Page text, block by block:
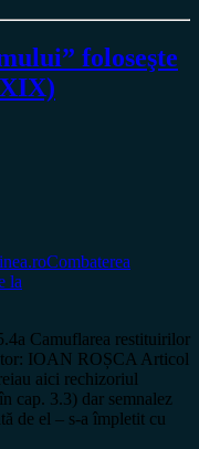
foloseşte
Combaterea
la
Camuflarea restituirilor
IOAN ROȘCA Articol
aici rechizoriul
cap. 3.3) dar semnalez
de el – s-a împletit cu